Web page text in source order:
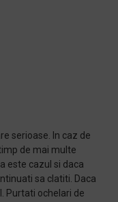
serioase. In caz de
de mai multe
este cazul si daca
sa clatiti. Daca
Purtati ochelari de